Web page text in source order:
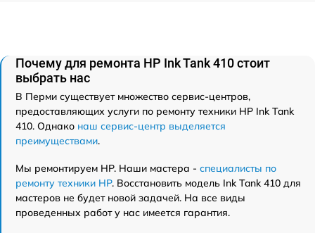
Почему для ремонта HP Ink Tank 410 стоит
выбрать нас
В Перми существует множество сервис-центров,
предоставляющих услуги по ремонту техники HP Ink Tank
410. Однако наш сервис-центр выделяется
преимуществами.
Мы ремонтируем HP. Наши мастера - специалисты по
ремонту техники HP. Восстановить модель Ink Tank 410 для
мастеров не будет новой задачей. На все виды
проведенных работ у нас имеется гарантия.